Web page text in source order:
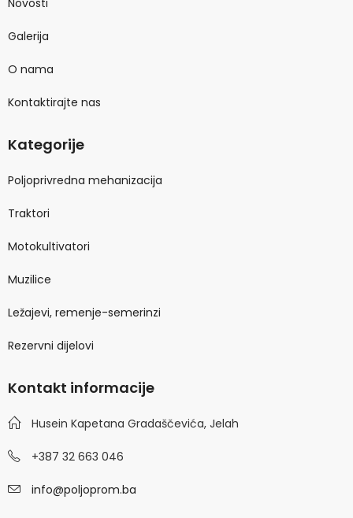
Galerija
O nama
Kontaktirajte nas
Kategorije
Poljoprivredna mehanizacija
Traktori
Motokultivatori
Muzilice
Ležajevi, remenje-semerinzi
Rezervni dijelovi
Kontakt informacije
Husein Kapetana Gradaščevića, Jelah
+387 32 663 046
info@poljoprom.ba